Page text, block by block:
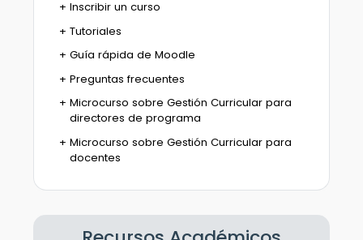
Inscribir un curso
Tutoriales
Guía rápida de Moodle
Preguntas frecuentes
Microcurso sobre Gestión Curricular para
directores de programa
Microcurso sobre Gestión Curricular para
docentes